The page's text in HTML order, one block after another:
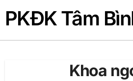
content
PKĐK Tâm
Khoa